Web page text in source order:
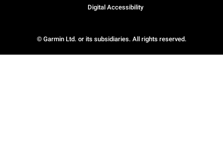
© Garmin Ltd. or its subsidiaries. All rights reserved.
Digital Accessibility